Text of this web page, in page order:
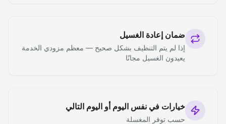
ضمان إعادة الغسيل
إذا لم يتم التنظيف بشكل صحيح — معظم مزودي الخدمة
يعيدون الغسيل مجانًا
خيارات في نفس اليوم أو اليوم التالي
حسب توفر المغسلة